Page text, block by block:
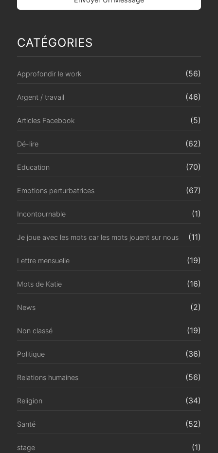
CATÉGORIES
Approfondir le work (56)
Argent / travail (46)
Articles Facebook (5)
Dé-lire (62)
Education (70)
Emotions perturbatrices (67)
Incontournable (1)
Je joue avec les mots car les mots jouent sur nous (11)
Lettre mensuelle (19)
Mots de Katie (16)
News (2)
Non classé (19)
Politique (36)
Relations humaines (56)
Religion (34)
Santé (52)
stage (1)